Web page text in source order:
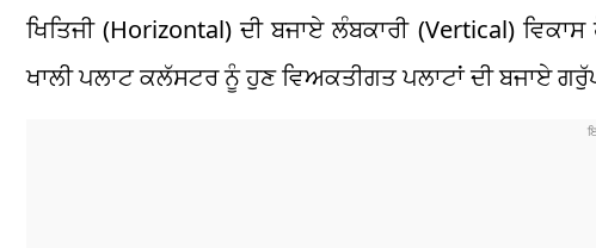
ਖਿਤਿਜੀ (Horizontal) ਦੀ ਬਜਾਏ ਲੰਬਕਾਰੀ (Vertical)
ਖਾਲੀ ਪਲਾਟ ਕਲੱਸਟਰ ਨੂੰ ਹੁਣ ਵਿਅਕਤੀਗਤ ਪਲਾਟਾਂ ਦੀ ਬਜਾਏ